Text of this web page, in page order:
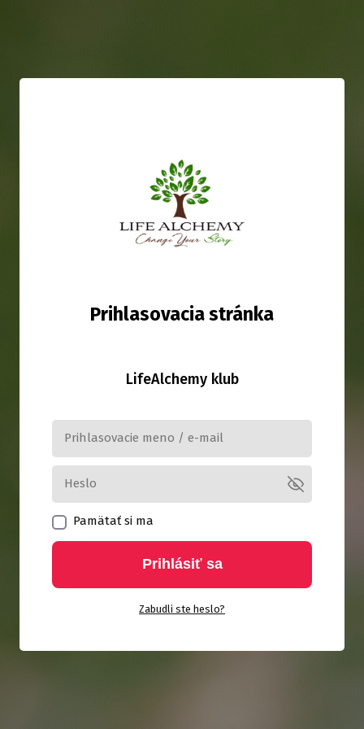
Prihlasovacia stránka
LifeAlchemy klub
Pamätať si ma
Prihlásiť sa
Zabudli ste heslo?